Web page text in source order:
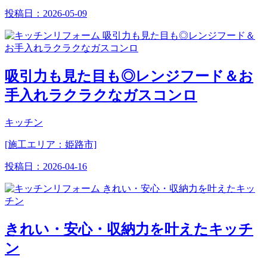
投稿日： 2026-05-09
吸引力も見た目も◎レンジフード＆お
手入れラクラクなガスコンロ
キッチン
[施工エリア：姫路市]
投稿日： 2026-04-16
きれい・安心・収納力を叶えたキッチ
ン